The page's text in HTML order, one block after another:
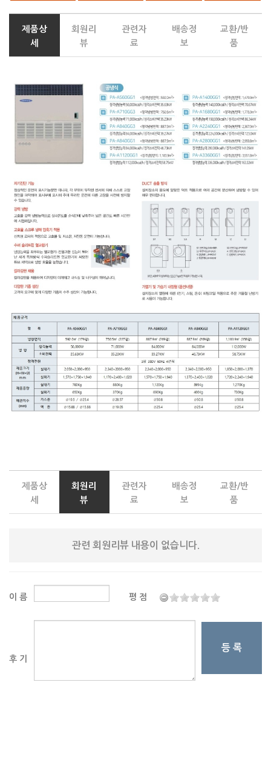
제품상
세
회원리
뷰
관련자
료
배송정
보
교환/반
품
제품상
세
회원리
뷰
관련자
료
배송정
보
교환/반
품
관련 회원리뷰 내용이 없습니다.
이 름 평 점
후 기
등 록